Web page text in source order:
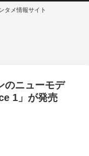
タメ情報サイト
のニューモデ
1」が発売